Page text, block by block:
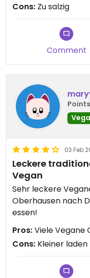
Cons: Zu salzig
Comment
03 Feb
Leckere
Vegan
Sehr leckere
Oberhausen nach
essen!
Pros:Viele Vegane
Cons: Kleiner laden